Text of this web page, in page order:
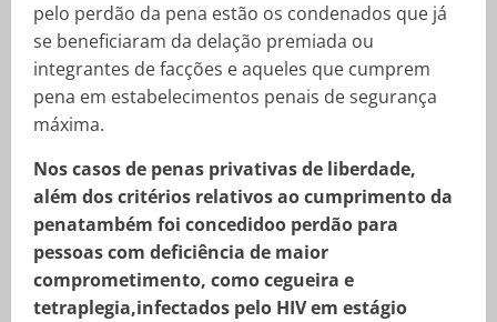
pelo perdão da pena estão os condenados que já
se beneficiaram da delação premiada ou
integrantes de facções e aqueles que cumprem
pena em estabelecimentos penais de segurança
máxima.
Nos casos de penas privativas de liberdade,
além dos critérios relativos ao cumprimento da
penatambém foi concedidoo perdão para
pessoas com deficiência de maior
comprometimento, como cegueira e
tetraplegia,infectados pelo HIV em estágio